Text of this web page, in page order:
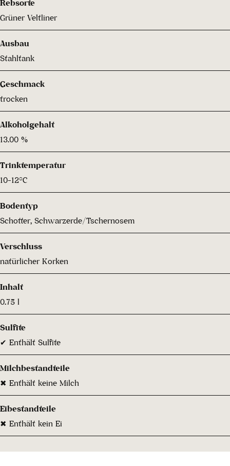
Rebsorte
Grüner Veltliner
Ausbau
Stahltank
Geschmack
trocken
Alkoholgehalt
13.00 %
Trinktemperatur
10-12°C
Bodentyp
Schotter, Schwarzerde/Tschernosem
Verschluss
natürlicher Korken
Inhalt
0.75 l
Sulfite
✔ Enthält Sulfite
Milchbestandteile
✖ Enthält keine Milch
Eibestandteile
✖ Enthält kein Ei